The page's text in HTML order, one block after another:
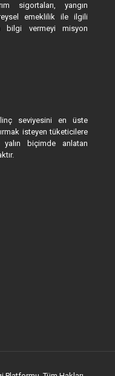
sigortaları, yangın
emeklilik ile ilgili
bilgi vermeyi misyon
seviyesini en üste
isteyen tüketicilere
biçimde anlatan